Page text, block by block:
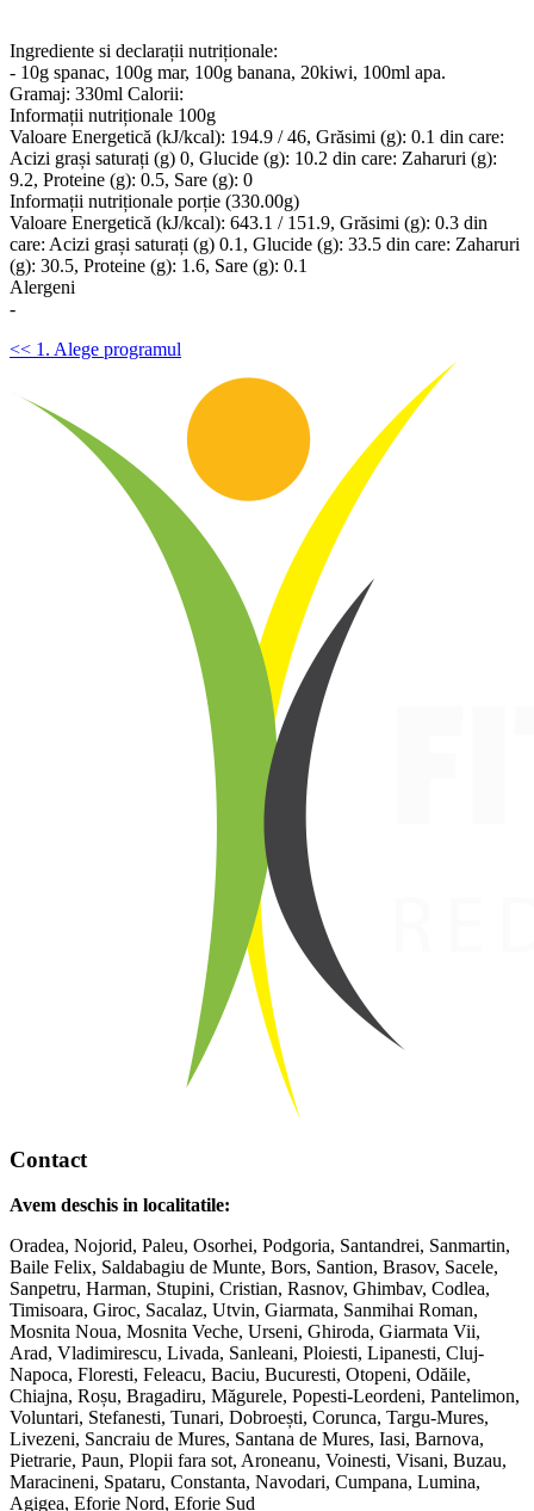
Ingrediente si declarații nutriționale:
- 10g spanac, 100g mar, 100g banana, 20kiwi, 100ml apa.
Gramaj: 330ml Calorii:
Informații nutriționale 100g
Valoare Energetică (kJ/kcal): 194.9 / 46, Grăsimi (g): 0.1 din care:
Acizi grași saturați (g) 0, Glucide (g): 10.2 din care: Zaharuri (g):
9.2, Proteine (g): 0.5, Sare (g): 0
Informații nutriționale porție (330.00g)
Valoare Energetică (kJ/kcal): 643.1 / 151.9, Grăsimi (g): 0.3 din
care: Acizi grași saturați (g) 0.1, Glucide (g): 33.5 din care: Zaharuri
(g): 30.5, Proteine (g): 1.6, Sare (g): 0.1
Alergeni
-
<< 1. Alege programul
Contact
Avem deschis in localitatile:
Oradea, Nojorid, Paleu, Osorhei, Podgoria, Santandrei, Sanmartin,
Baile Felix, Saldabagiu de Munte, Bors, Santion, Brasov, Sacele,
Sanpetru, Harman, Stupini, Cristian, Rasnov, Ghimbav, Codlea,
Timisoara, Giroc, Sacalaz, Utvin, Giarmata, Sanmihai Roman,
Mosnita Noua, Mosnita Veche, Urseni, Ghiroda, Giarmata Vii,
Arad, Vladimirescu, Livada, Sanleani, Ploiesti, Lipanesti, Cluj-
Napoca, Floresti, Feleacu, Baciu, Bucuresti, Otopeni, Odăile,
Chiajna, Roșu, Bragadiru, Măgurele, Popesti-Leordeni, Pantelimon,
Voluntari, Stefanesti, Tunari, Dobroești, Corunca, Targu-Mures,
Livezeni, Sancraiu de Mures, Santana de Mures, Iasi, Barnova,
Pietrarie, Paun, Plopii fara sot, Aroneanu, Voinesti, Visani, Buzau,
Maracineni, Spataru, Constanta, Navodari, Cumpana, Lumina,
Agigea, Eforie Nord, Eforie Sud